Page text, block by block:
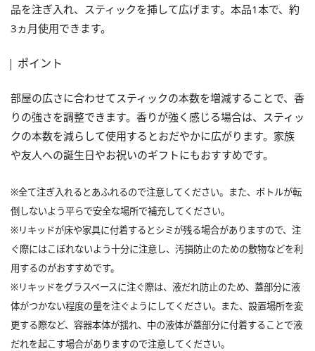
品を注ぎ入れ、スティックを挿して広げます。本品1本で、約
3ヵ月使用できます。
ポイント
部屋の広さに合わせてスティックの本数を増減することで、香
りの強さを調整できます。香りが強く感じる場合は、スティッ
クの本数を減らして使用するとおだやかに広がります。家族
や友人への誕生日やお祝いのギフトにもおすすめです。
※全て注ぎ入れるとあふれるので注意してください。また、ボトルが転
倒しないよう平らで安全な場所で補充してください。
※リキッドが床や家具に付着するとシミが残る場合がありますので、注
ぐ際にはこぼれないよう十分に注意し、汚損防止のための敷物などを利
用するのがおすすめです。
※リキッドをグラスベースに注ぐ際は、液だれ防止のため、蓋部分に液
体がつかない程度の量を注ぐようにしてください。また、設置場所を変
更する際など、容器本体が揺れ、中の液体が蓋部分に付着することで液
だれを起こす場合がありますので注意してください。